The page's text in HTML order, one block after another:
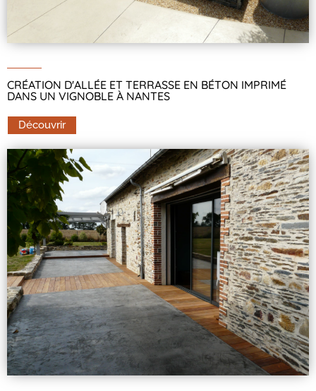
CRÉATION D'ALLÉE ET TERRASSE EN BÉTON IMPRIMÉ
DANS UN VIGNOBLE À NANTES
Découvrir